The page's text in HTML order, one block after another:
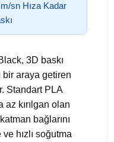
sn Hıza Kadar
3D baskı
bir araya getiren
Standart PLA
kırılgan olan
bağlarını
hızlı soğutma